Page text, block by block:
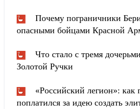
Почему пограничники
опасными бойцами Красной
Что стало с тремя
Золотой Ручки
«Российский легион»: как
поплатился за идею создать